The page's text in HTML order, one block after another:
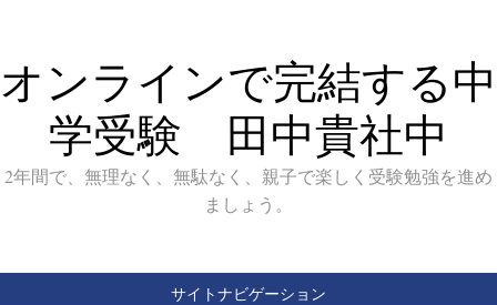
オンラインで完結する中
学受験 田中貴社中
2年間で、無理なく、無駄なく、親子で楽しく受験勉強を進め
ましょう。
サイトナビゲーション